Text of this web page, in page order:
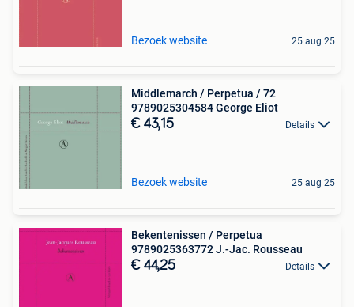
Bezoek website 25 aug 25
Middlemarch / Perpetua / 72
9789025304584 George Eliot
€ 43,15 Details
Bezoek website 25 aug 25
Bekentenissen / Perpetua
9789025363772 J.-Jac. Rousseau
€ 44,25 Details